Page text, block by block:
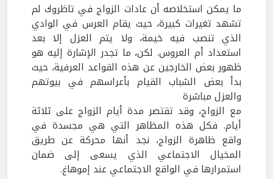
ما يمكن استخلاصه أن عادات الزواج في تاظروك لم
تشهد تغيرات كبيرة، حيث يقام العرس في الوادي
الذي تنصب فيه خيمة، ولا يتم العزل إلا بعد
استعداد أم العروس. لكن، ما تجدر الإشارة إليه هو
ظهور بعض الخارجين عن هذه القواعد العرفية، حيث
بدأ بعض الشباب القيام بأعراسهم في بيوتهم
والعزل مباشرة
مع الزواج، وقد تقتصر مدة أيام الزواج على ثلاثة
أيام. فكل هذه المظاهر التي هي مجسدة في
واقع ظاهرة الزواج، نجد أنها محركة عن طريق
المخيال الاجتماعي الذي يسعى إلى ضمان
استمرارها في الواقع الاجتماعي عند إموهاغ.